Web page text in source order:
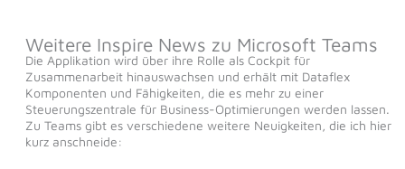
Weitere Inspire News zu Microsoft Teams
Die Applikation wird über ihre Rolle als Cockpit für
Zusammenarbeit hinauswachsen und erhält mit Dataflex
Komponenten und Fähigkeiten, die es mehr zu einer
Steuerungszentrale für Business-Optimierungen werden lassen.
Zu Teams gibt es verschiedene weitere Neuigkeiten, die ich hier
kurz anschneide: